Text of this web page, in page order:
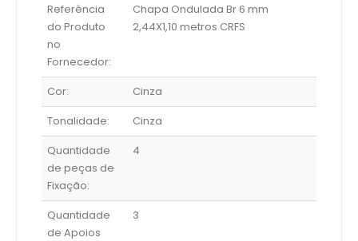
Referência
do Produto
no
Fornecedor:
Chapa Ondulada Br 6 mm
2,44X1,10 metros CRFS
Cor:
Cinza
Tonalidade:
Cinza
Quantidade
de peças de
Fixação:
4
Quantidade
de Apoios
3